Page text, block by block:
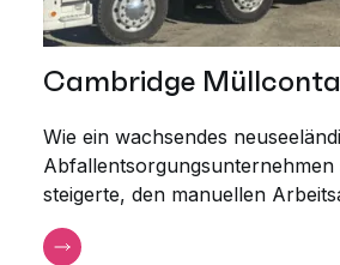
Cambridge
Wie ein wachsendes
Abfallentsorgungsunternehmen
steigerte, den manuellen
reduzierte und den Grundstein
besseren Kundenservice legte.